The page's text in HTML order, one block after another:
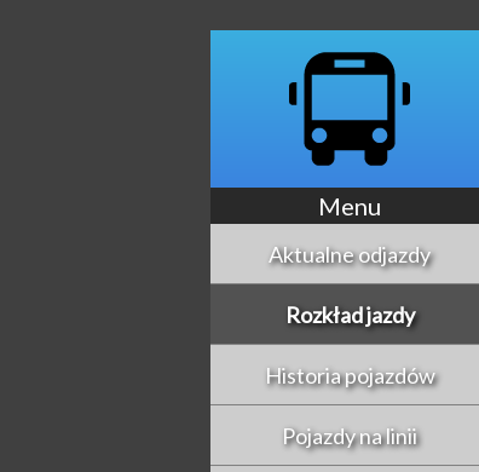
Menu
Aktualne odjazdy
Rozkład jazdy
Historia pojazdów
Pojazdy na linii